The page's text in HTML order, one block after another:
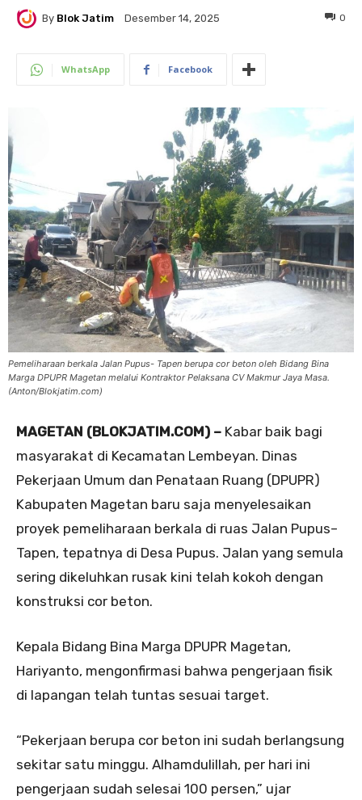
By Blok Jatim Desember 14, 2025 0
WhatsApp Facebook
Pemeliharaan berkala Jalan Pupus- Tapen berupa cor beton oleh Bidang Bina
Marga DPUPR Magetan melalui Kontraktor Pelaksana CV Makmur Jaya Masa.
(Anton/Blokjatim.com)
MAGETAN (BLOKJATIM.COM) – Kabar baik bagi
masyarakat di Kecamatan Lembeyan. Dinas
Pekerjaan Umum dan Penataan Ruang (DPUPR)
Kabupaten Magetan baru saja menyelesaikan
proyek pemeliharaan berkala di ruas Jalan Pupus–
Tapen, tepatnya di Desa Pupus. Jalan yang semula
sering dikeluhkan rusak kini telah kokoh dengan
konstruksi cor beton.
Kepala Bidang Bina Marga DPUPR Magetan,
Hariyanto, mengonfirmasi bahwa pengerjaan fisik
di lapangan telah tuntas sesuai target.
“Pekerjaan berupa cor beton ini sudah berlangsung
sekitar satu minggu. Alhamdulillah, per hari ini
pengerjaan sudah selesai 100 persen,” ujar